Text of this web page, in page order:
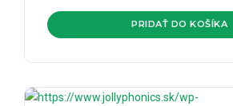
PRIDAŤ DO KOŠÍKA